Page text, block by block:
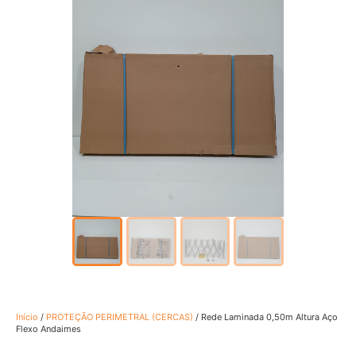
Início / PROTEÇÃO PERIMETRAL (CERCAS) / Rede Laminada 0,50m Altura Aço
Flexo Andaimes